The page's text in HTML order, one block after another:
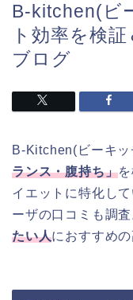
B-kitchen(ビ
ト効率を検
ブログ
B-Kitchen(ビーキ
ランス・腹持ち」
イエットに特化し
ーザの口コミも調査
たい人におすすめ